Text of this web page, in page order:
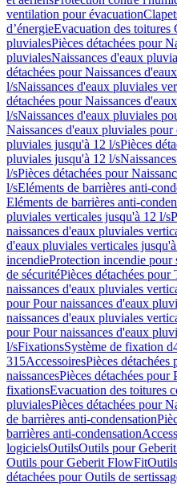
ventilation pour évacuation
d’énergieEvacuation des toitures
pluvialesPièces détachées pour
pluvialesNaissances d'eaux
détachées pour Naissances
l/sNaissances d'eaux pluviales
détachées pour Naissances
l/sNaissances d'eaux pluviales
Naissances d'eaux pluviales pour
pluviales jusqu'à 12 l/sPièces
pluviales jusqu'à 12 l/s
l/sPièces détachées pour
l/sEléments de barrières anti-
Eléments de barrières anti-
pluviales verticales jusqu'à 12 l/s
naissances d'eaux pluviales
d'eaux pluviales verticales
incendieProtection incendie pour
de sécuritéPièces détachées
naissances d'eaux pluviales
pour Pour naissances d'eaux
naissances d'eaux pluviales
pour Pour naissances d'eaux
l/sFixationsSystème de fixation
315AccessoiresPièces détachées
naissancesPièces détachées pour
fixationsEvacuation des toitures
pluvialesPièces détachées pour
de barrières anti-condensation
barrières anti-condensation
logicielsOutilsOutils pour
Outils pour Geberit FlowFit
détachées pour Outils de